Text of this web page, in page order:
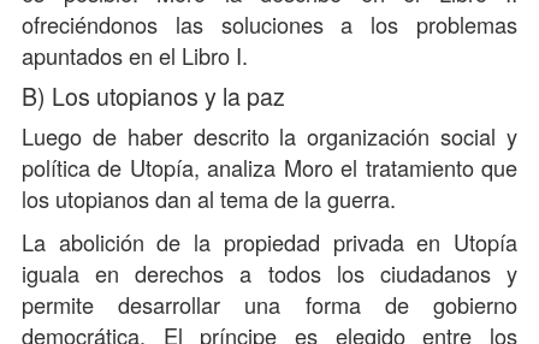
ofreciéndonos las soluciones a los problemas
apuntados en el Libro I.
B) Los utopianos y la paz
Luego de haber descrito la organización social y
política de Utopía, analiza Moro el tratamiento que
los utopianos dan al tema de la guerra.
La abolición de la propiedad privada en Utopía
iguala en derechos a todos los ciudadanos y
permite desarrollar una forma de gobierno
democrática. El príncipe es elegido entre los